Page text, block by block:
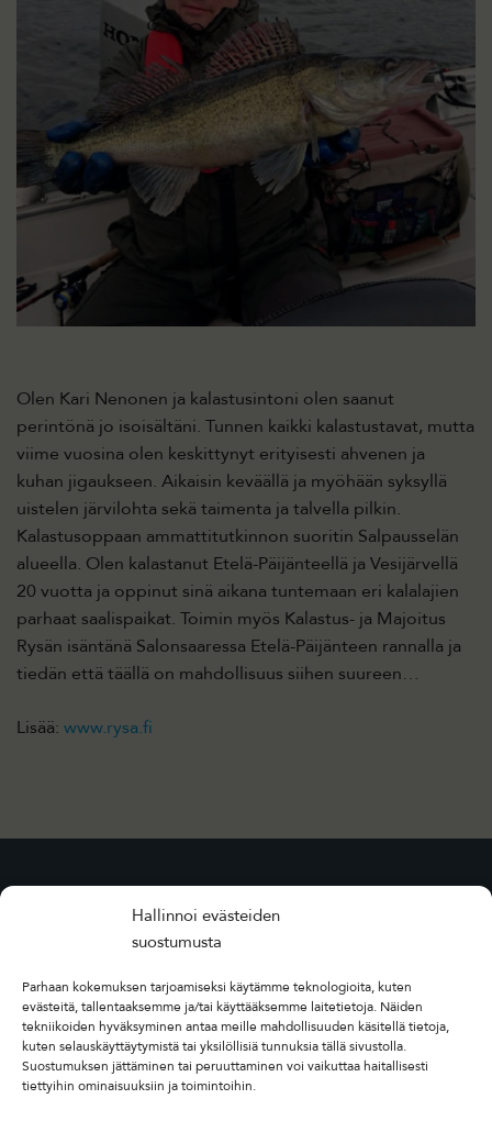
Hallinnoi evästeiden
suostumusta
Parhaan kokemuksen tarjoamiseksi käytämme teknologioita, kuten
evästeitä, tallentaaksemme ja/tai käyttääksemme laitetietoja. Näiden
tekniikoiden hyväksyminen antaa meille mahdollisuuden käsitellä tietoja,
kuten selauskäyttäytymistä tai yksilöllisiä tunnuksia tällä sivustolla.
Suostumuksen jättäminen tai peruuttaminen voi vaikuttaa haitallisesti
tiettyihin ominaisuuksiin ja toimintoihin.
Olen Kari Nenonen ja kalastusintoni olen saanut
perintönä jo isoisältäni. Tunnen kaikki kalastustavat, mutta
viime vuosina olen keskittynyt erityisesti ahvenen ja
kuhan jigaukseen. Aikaisin keväällä ja myöhään syksyllä
uistelen järvilohta sekä taimenta ja talvella pilkin.
Kalastusoppaan ammattitutkinnon suoritin Salpausselän
alueella. Olen kalastanut Etelä-Päijänteellä ja Vesijärvellä
20 vuotta ja oppinut sinä aikana tuntemaan eri kalalajien
parhaat saalispaikat. Toimin myös Kalastus- ja Majoitus
Rysän isäntänä Salonsaaressa Etelä-Päijänteen rannalla ja
tiedän että täällä on mahdollisuus siihen suureen…
Lisää: www.rysa.fi
Toteutettu Salpausselkä Pro Fishing -
yritysryhmähankkeessa. Salpausselkä Pro Fishing-